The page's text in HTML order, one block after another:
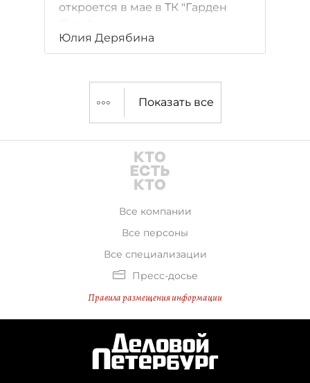
откроется в мае в ТК "Гарден
Юлия Дерябина
Показать все
Все компании
Все персоны
Все специализации
Пресс-досье
Правила размещения информации